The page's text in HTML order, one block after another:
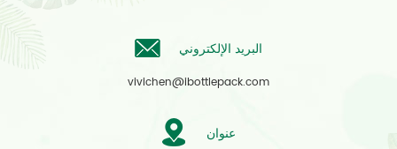
البريد الإلكتروني
vivichen@ibottlepack.com
عنوان